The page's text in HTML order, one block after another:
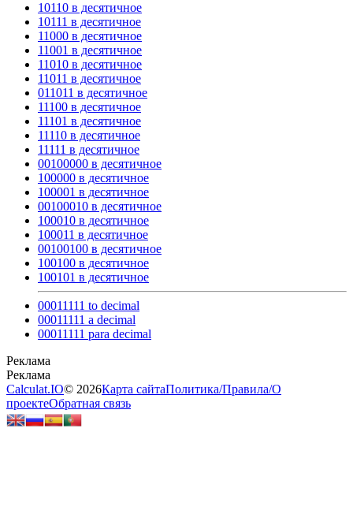
10110 в десятичное
10111 в десятичное
11000 в десятичное
11001 в десятичное
11010 в десятичное
11011 в десятичное
011011 в десятичное
11100 в десятичное
11101 в десятичное
11110 в десятичное
11111 в десятичное
00100000 в десятичное
100000 в десятичное
100001 в десятичное
00100010 в десятичное
100010 в десятичное
100011 в десятичное
00100100 в десятичное
100100 в десятичное
100101 в десятичное
00011111 to decimal
00011111 a decimal
00011111 para decimal
Calculat.IO© 2026Карта сайтаПолитика/Правила/О
проектеОбратная связь